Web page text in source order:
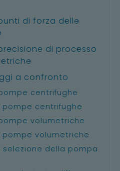
di forza delle
di processo
a confronto
centrifughe
centrifughe
volumetriche
volumetriche
della pompa